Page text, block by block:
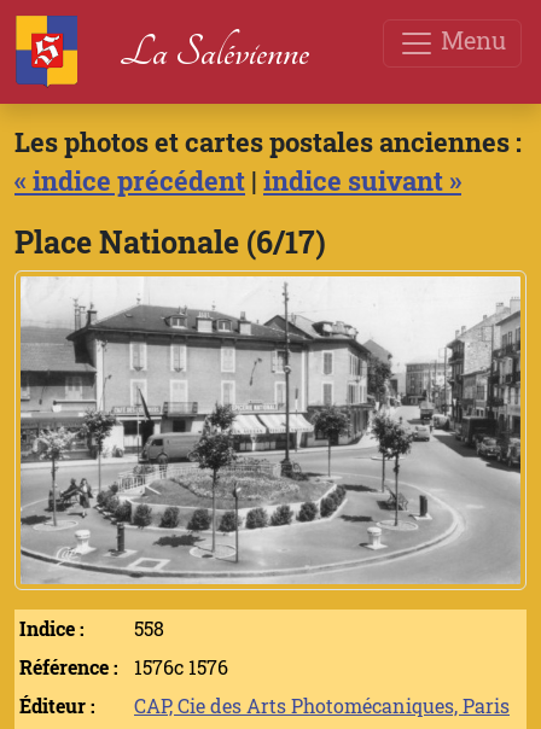
Menu
La Salévienne
Les photos et cartes postales anciennes :
« indice précédent | indice suivant »
Place Nationale (6/17)
Indice :
558
Référence :
1576c 1576
Éditeur :
CAP, Cie des Arts Photomécaniques, Paris